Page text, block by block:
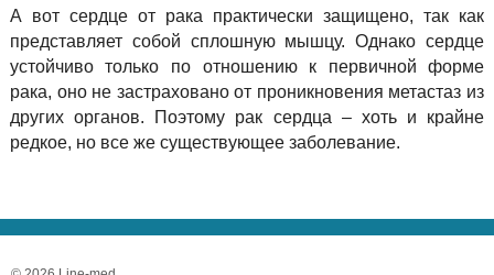
А вот сердце от рака практически защищено, так как
представляет собой сплошную мышцу. Однако сердце
устойчиво только по отношению к первичной форме
рака, оно не застраховано от проникновения метастаз из
других органов. Поэтому рак сердца – хоть и крайне
редкое, но все же существующее заболевание.